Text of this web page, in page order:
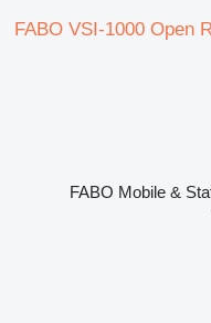
FABO VSI-1000 Open
FABO Mobile &